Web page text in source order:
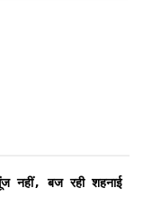
नहीं, बज रही शहनाई